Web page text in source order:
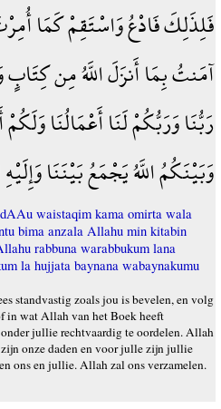
فَلِذَلِكَ فَادْعُ وَاسْتَقِمْ كَمَا
آمَنتُ بِمَا أَنزَلَ اللَّهُ مِن
رَبُّنَا وَرَبُّكُمْ لَنَا أَعْمَالُنَا
وَبَيْنَكُمُ اللَّهُ يَجْمَعُ بَيْنَنَا
waistaqim kama omirta wala
bima anzala Allahu min kitabin
rabbuna warabbukum lana
la hujjata baynana wabaynakumu
standvastig zoals jou is bevelen, en volg
in wat Allah van het Boek heeft
jullie rechtvaardig te oordelen. Allah
onze daden en voor julle zijn jullie
ons en jullie. Allah zal ons verzamelen.